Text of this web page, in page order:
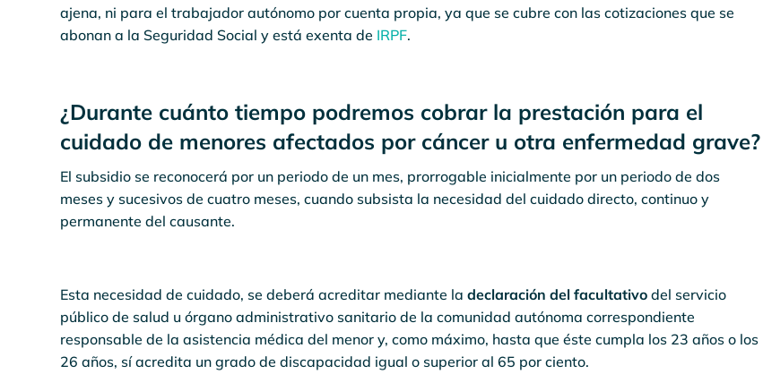
ajena, ni para el trabajador autónomo por cuenta propia, ya que se cubre con las cotizaciones que se
abonan a la Seguridad Social y está exenta de IRPF.
¿Durante cuánto tiempo podremos cobrar la prestación para el
cuidado de menores afectados por cáncer u otra enfermedad grave?
El subsidio se reconocerá por un periodo de un mes, prorrogable inicialmente por un periodo de dos
meses y sucesivos de cuatro meses, cuando subsista la necesidad del cuidado directo, continuo y
permanente del causante.
Esta necesidad de cuidado, se deberá acreditar mediante la declaración del facultativo del servicio
público de salud u órgano administrativo sanitario de la comunidad autónoma correspondiente
responsable de la asistencia médica del menor y, como máximo, hasta que éste cumpla los 23 años o los
26 años, sí acredita un grado de discapacidad igual o superior al 65 por ciento.